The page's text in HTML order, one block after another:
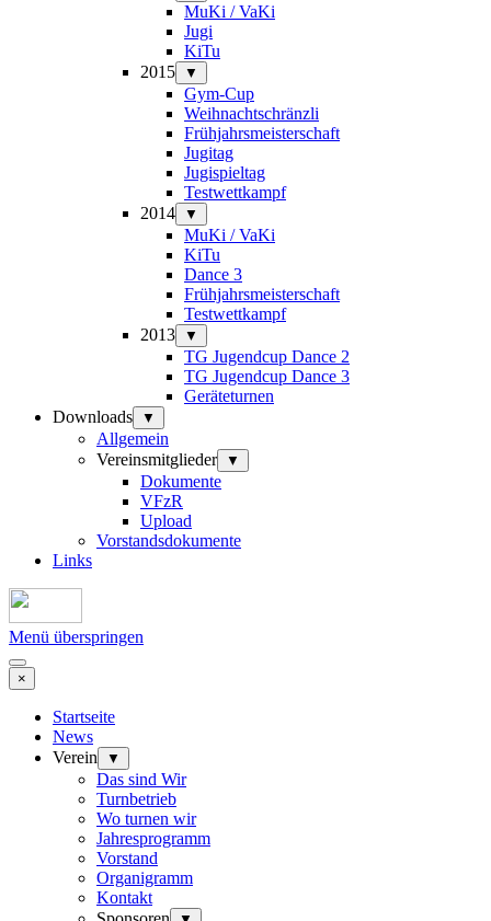
MuKi / VaKi
Jugi
KiTu
2015
▼
Gym-Cup
Weihnachtschränzli
Frühjahrsmeisterschaft
Jugitag
Jugispieltag
Testwettkampf
2014
▼
MuKi / VaKi
KiTu
Dance 3
Frühjahrsmeisterschaft
Testwettkampf
2013
▼
TG Jugendcup Dance 2
TG Jugendcup Dance 3
Geräteturnen
Downloads
▼
Allgemein
Vereinsmitglieder
▼
Dokumente
VFzR
Upload
Vorstandsdokumente
Links
Menü überspringen
×
Startseite
News
Verein
▼
Das sind Wir
Turnbetrieb
Wo turnen wir
Jahresprogramm
Vorstand
Organigramm
Kontakt